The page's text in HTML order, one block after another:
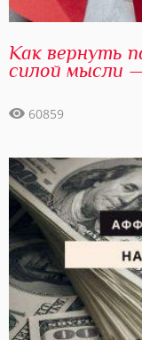
Как вернуть
силой мысли
60859